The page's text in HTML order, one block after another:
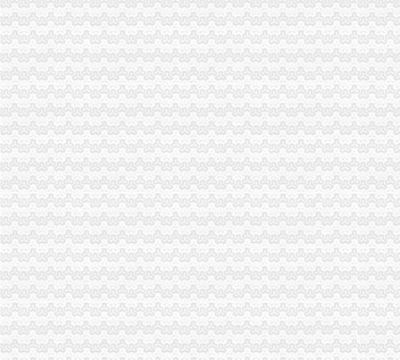
武隆局重庆代理报税积为灾区人民捐款捐物
石柱局整农机市重庆代理记账场经营秩序取得实效
涪陵局化分类指导推进“两项制度”的重庆代理记账完善
铜梁局重庆代理报税多举措力推进信用信息建设
巫溪局重庆公司注销尖山所建立农村商品质量安全宣长效机制
綦江局推行五项措施加集贸市重庆分公司注册场监管
沙坪坝局提出加基层规范化建设应着力从树立“四种意识”重庆发票申请上下功夫
永川局重庆公司注销整校园周边环境服务职教城建设
秀山局突出六项重点狠抓“五一”重庆代理记账市场监管
彭水局重庆分公司注册公开选调干部努力提高选人用人公信度
万州区商标品牌建设工作呈现三大亮点
万州局从五方面有效净化“五一”重庆代账公司节日市场
丰都局重庆分公司注册四字诀促政务信息上档升级
彭水局做好“五字”重庆代理记账文章进一步化“两项制度”建设
城口局重庆进出口权四措施化宣思想工作
梁平局多措并举确保“五一”重庆发票申请市场安全稳定
高新区局政务信息五化做到“五确保”重庆财务公司
市重庆分公司注册局副局长李明富到沙坪坝局指导大讨论活动
开县局重庆发票申请流通领域商品质量监管初见成效